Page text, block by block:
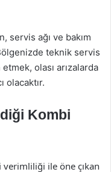
servis ağı ve bakım
teknik servis
olası arızalarda
olacaktır.
Kombi
verimliliği ile öne çıkan